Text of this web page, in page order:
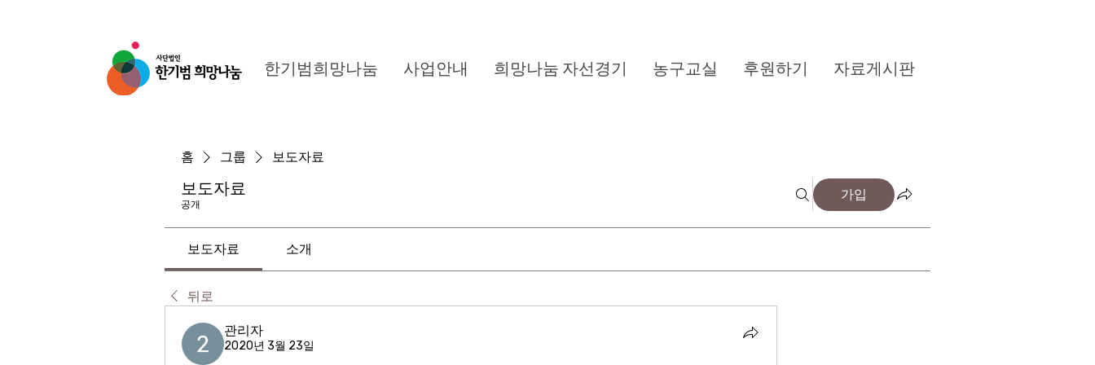
한기범희망나눔 사업안내 희망나눔 자선경기 농구교실 후원하기 자료게시판
홈 그룹 보도자료
보도자료
공개
가입
보도자료 소개
뒤로
관리자
2020년 3월 23일